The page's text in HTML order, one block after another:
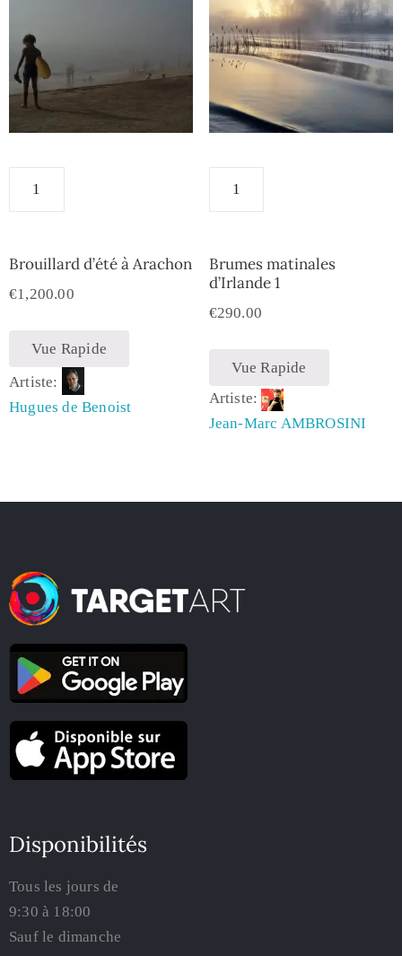
Brouillard d’été à Arachon
€1,200.00
Vue Rapide
Artiste:
Hugues de Benoist
Brumes matinales
d’Irlande 1
€290.00
Vue Rapide
Artiste:
Jean-Marc AMBROSINI
Disponibilités
Tous les jours de
9:30 à 18:00
Sauf le dimanche